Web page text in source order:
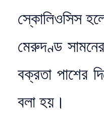
স্কোলিওসিস
মেরুদণ্ড
বক্রতা পাশের
বলা হয়।